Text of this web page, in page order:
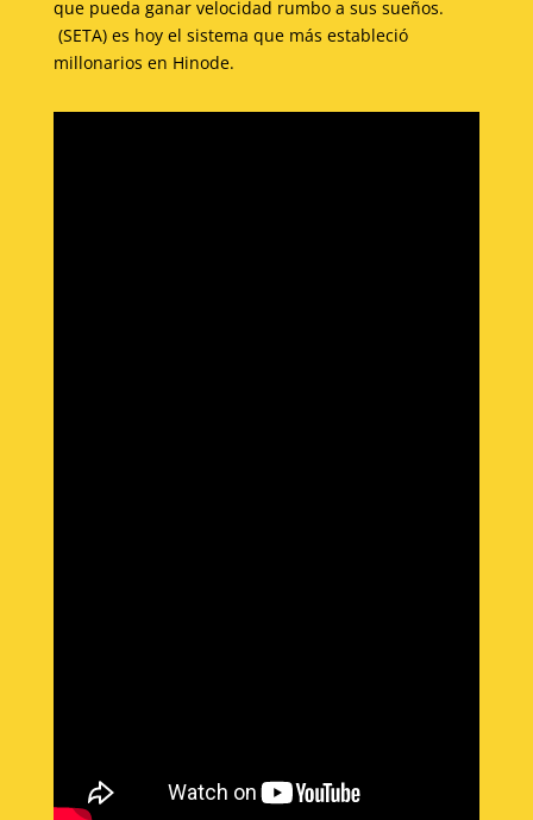
que pueda ganar velocidad rumbo a sus sueños.
(SETA) es hoy el sistema que más estableció
millonarios en Hinode.